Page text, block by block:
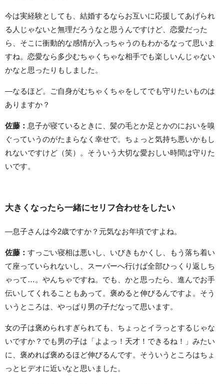
今は実経験としても、結婚するならお互いに応援してあげられ
る人じゃないと無理だろうなと思うんですけど、恋愛だった
ら、そこに衝動的な感情が入っちゃうのもわかるなって思いま
すね。恋愛なら多少むちゃくちゃな相手でも楽しいんじゃない
かなと思ったりもしました。
—なるほど。ご自身がむちゃくちゃをしてでも守りたいものは
ありますか？
佐藤： 息子が寝ているときに、髪の毛とか足とかのにおいを嗅
ぐっていうのがたまらなく幸せで。ちょっと気持ち悪いかもし
れないですけど（笑）。そういう大切な愛おしい時間は守りた
いです。
大きくなったら一緒にセリフ合わせをしたい
—息子さんは今2歳ですか？元気なお年頃ですよね。
佐藤： すっごい寝相は悪いし、いびきもかくし、もう落ち着い
て座っていられないし、スーパーへ行けば全部ひっくり返しち
ゃって…。やんちゃですね。でも、かと思ったら、進んでお手
伝いしてくれることもあって。褒めると伸びるんですよ。そう
いうところは、やっぱり男の子だなって思います。
女の子は褒められすぎられても、ちょっとイラっとするじゃな
いですか？でも男の子は「よよっ！天才！できるね！」みたい
に、褒めれば褒めるほど伸びるんです。そういうところはちょ
っとヒデオに近いなと思いました。